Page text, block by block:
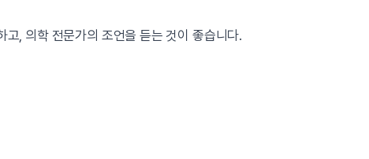
, 의학 전문가의 조언을 듣는 것이 좋습니다.